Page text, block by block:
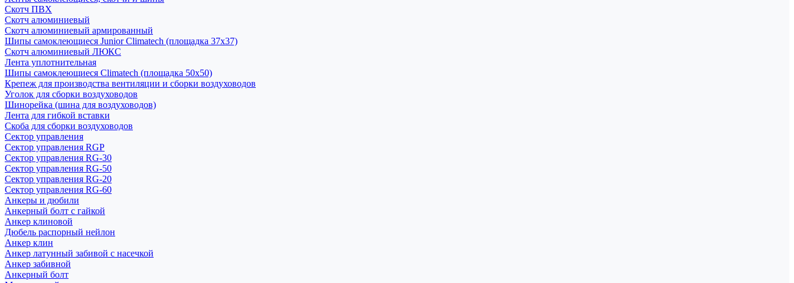
Скотч ПВХ
Скотч алюминиевый
Скотч алюминиевый армированный
Шипы самоклеющиеся Junior Climatech (площадка 37х37)
Скотч алюминиевый ЛЮКС
Лента уплотнительная
Шипы самоклеющиеся Climatech (площадка 50х50)
Крепеж для производства вентиляции и сборки воздуховодов
Уголок для сборки воздуховодов
Шинорейка (шина для воздуховодов)
Лента для гибкой вставки
Скоба для сборки воздуховодов
Сектор управления
Сектор управления RGP
Сектор управления RG-30
Сектор управления RG-50
Сектор управления RG-20
Сектор управления RG-60
Анкеры и дюбили
Анкерный болт с гайкой
Анкер клиновой
Дюбель распорный нейлон
Анкер клин
Анкер латунный забивой с насечкой
Анкер забивной
Анкерный болт